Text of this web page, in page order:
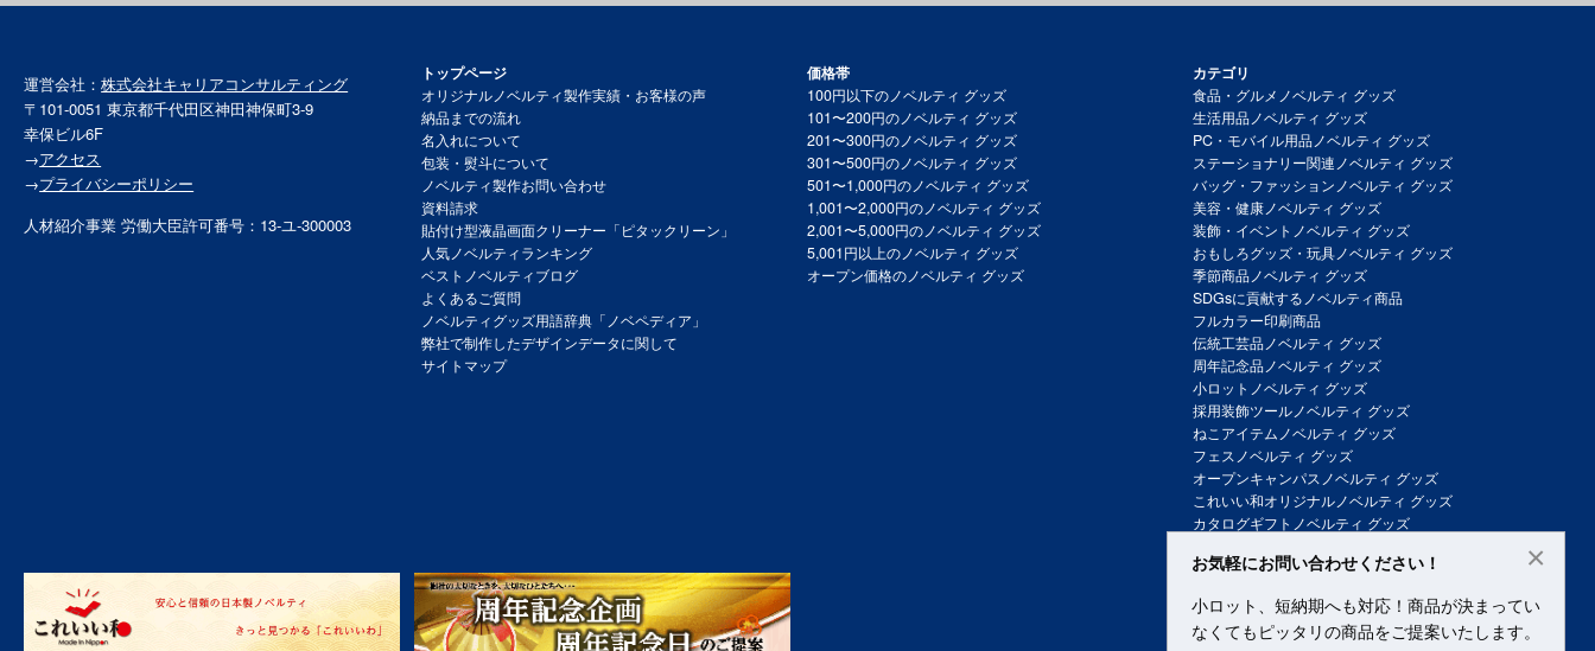
運営会社：株式会社キャリアコンサルティング
〒101-0051 東京都千代田区神田神保町3-9
幸保ビル6F
→アクセス
→プライバシーポリシー
人材紹介事業 労働大臣許可番号：13-ユ-300003
トップページ
オリジナルノベルティ製作実績・お客様の声
納品までの流れ
名入れについて
包装・熨斗について
ノベルティ製作お問い合わせ
資料請求
貼付け型液晶画面クリーナー「ピタックリーン」
人気ノベルティランキング
ベストノベルティブログ
よくあるご質問
ノベルティグッズ用語辞典「ノベペディア」
弊社で制作したデザインデータに関して
サイトマップ
価格帯
100円以下のノベルティ グッズ
101〜200円のノベルティ グッズ
201〜300円のノベルティ グッズ
301〜500円のノベルティ グッズ
501〜1,000円のノベルティ グッズ
1,001〜2,000円のノベルティ グッズ
2,001〜5,000円のノベルティ グッズ
5,001円以上のノベルティ グッズ
オープン価格のノベルティ グッズ
カテゴリ
食品・グルメノベルティ グッズ
生活用品ノベルティ グッズ
PC・モバイル用品ノベルティ グッズ
ステーショナリー関連ノベルティ グッズ
バッグ・ファッションノベルティ グッズ
美容・健康ノベルティ グッズ
装飾・イベントノベルティ グッズ
おもしろグッズ・玩具ノベルティ グッズ
季節商品ノベルティ グッズ
SDGsに貢献するノベルティ商品
フルカラー印刷商品
伝統工芸品ノベルティ グッズ
周年記念品ノベルティ グッズ
小ロットノベルティ グッズ
採用装飾ツールノベルティ グッズ
ねこアイテムノベルティ グッズ
フェスノベルティ グッズ
オープンキャンパスノベルティ グッズ
これいい和オリジナルノベルティ グッズ
カタログギフトノベルティ グッズ
お気軽にお問い合わせください！
小ロット、短納期へも対応！商品が決まってい
なくてもピッタリの商品をご提案いたします。
×